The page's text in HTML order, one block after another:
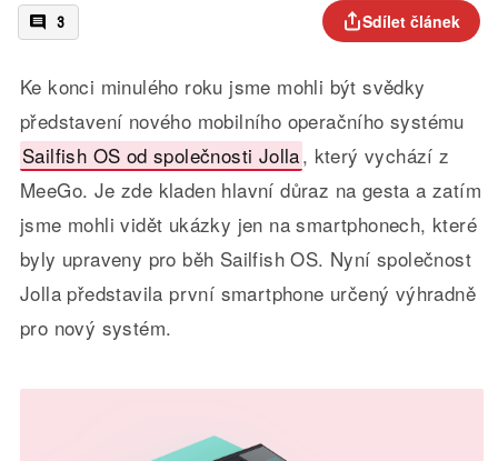
3 Sdílet článek
Ke konci minulého roku jsme mohli být svědky
představení nového mobilního operačního systému
Sailfish OS od společnosti Jolla, který vychází z
MeeGo. Je zde kladen hlavní důraz na gesta a zatím
jsme mohli vidět ukázky jen na smartphonech, které
byly upraveny pro běh Sailfish OS. Nyní společnost
Jolla představila první smartphone určený výhradně
pro nový systém.